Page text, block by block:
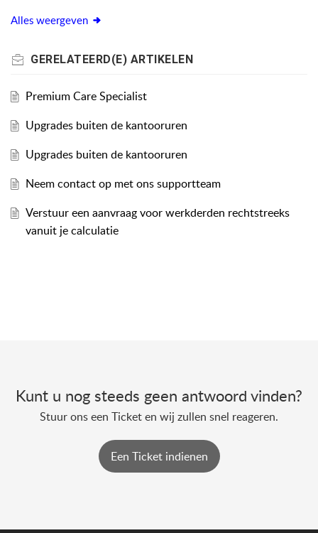
Alles weergeven
GERELATEERD(E) ARTIKELEN
Premium Care Specialist
Upgrades buiten de kantooruren
Upgrades buiten de kantooruren
Neem contact op met ons supportteam
Verstuur een aanvraag voor werkderden rechtstreeks
vanuit je calculatie
Kunt u nog steeds geen antwoord vinden?
Stuur ons een Ticket en wij zullen snel reageren.
Een Ticket indienen